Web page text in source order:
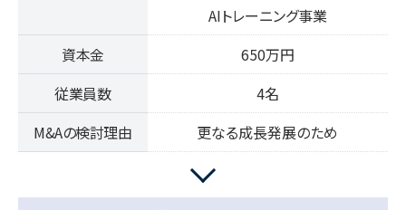
AIトレーニング事業
資本金
650万円
従業員数
4名
M&Aの検討理由
更なる成長発展のため